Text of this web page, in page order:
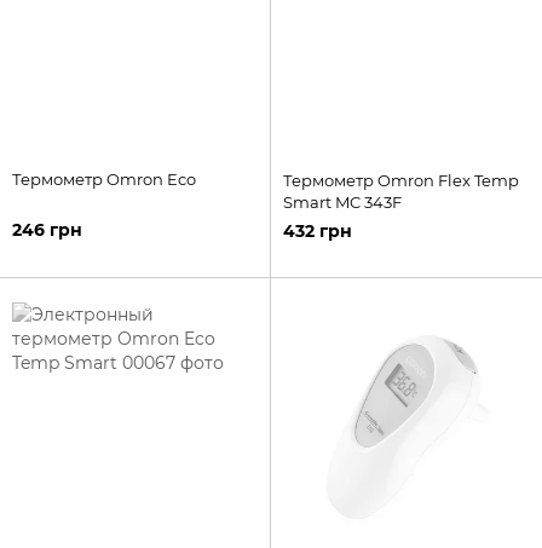
Термометр Omron Eco
246 грн
Термометр Omron Flex Temp
Smart MC 343F
432 грн